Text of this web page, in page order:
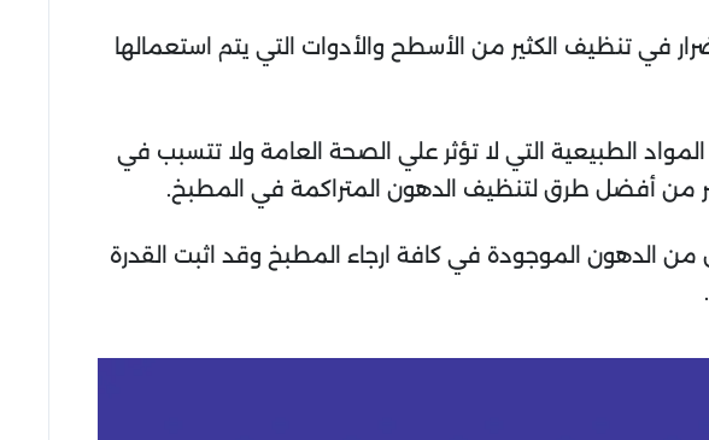
في تنظيف الكثير من الأسطح والأدوات التي يتم استعمالها
الطبيعية التي لا تؤثر علي الصحة العامة ولا تتسبب في
من أفضل طرق لتنظيف الدهون المتراكمة في المطبخ.
من الدهون الموجودة في كافة ارجاء المطبخ وقد اثبت القدرة